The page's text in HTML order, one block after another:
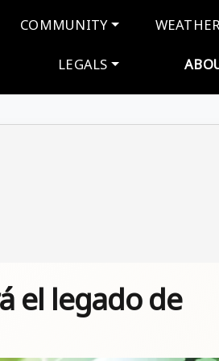
COMMUNITY
LEGALS
el legado de